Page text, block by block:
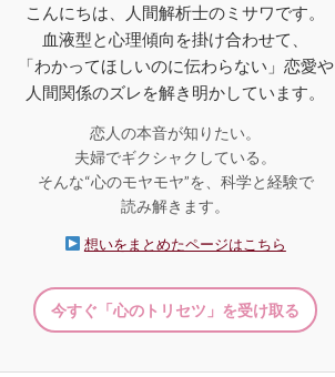
こんにちは、人間解析士のミサワです。
血液型と心理傾向を掛け合わせて、
「わかってほしいのに伝わらない」恋愛や
人間関係のズレを解き明かしています。
恋人の本音が知りたい。
夫婦でギクシャクしている。
そんな“心のモヤモヤ”を、科学と経験で
読み解きます。
想いをまとめたページはこちら
今すぐ「心のトリセツ」を受け取る